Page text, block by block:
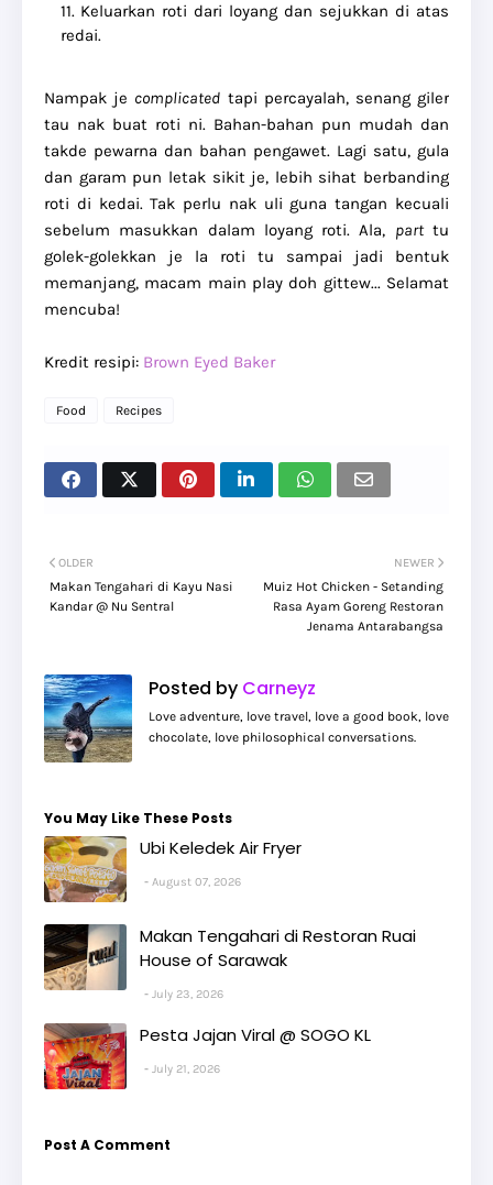
Keluarkan roti dari loyang dan sejukkan di atas
redai.
Nampak je complicated tapi percayalah, senang giler
tau nak buat roti ni. Bahan-bahan pun mudah dan
takde pewarna dan bahan pengawet. Lagi satu, gula
dan garam pun letak sikit je, lebih sihat berbanding
roti di kedai. Tak perlu nak uli guna tangan kecuali
sebelum masukkan dalam loyang roti. Ala, parttu
golek-golekkan je la roti tu sampai jadi bentuk
memanjang, macam main play doh gittew... Selamat
mencuba!
Kredit resipi: Brown Eyed Baker
Food Recipes
NEWER
Muiz Hot Chicken - Setanding
Rasa Ayam Goreng Restoran
Jenama Antarabangsa
OLDER
Makan Tengahari di Kayu Nasi
Kandar @ Nu Sentral
Posted by Carneyz
Love adventure, love travel, love a good book, love
chocolate, love philosophical conversations.
You May Like These Posts
Ubi Keledek Air Fryer
August 07, 2026
Makan Tengahari di Restoran Ruai
House of Sarawak
July 23, 2026
Pesta Jajan Viral @ SOGO KL
July 21, 2026
Post A Comment